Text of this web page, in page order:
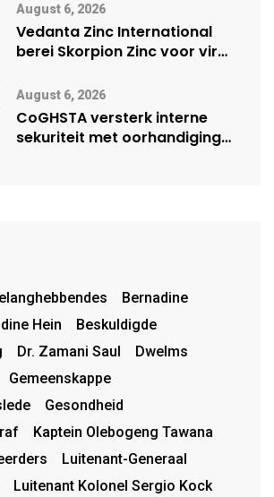
vennootskap
August 6, 2026
Vedanta Zinc International
berei Skorpion Zinc voor vir
August 6, 2026
CoGHSTA versterk interne
sekuriteit met oorhandiging
Bernadine
Hein
Beskuldigde
Dr. Zamani Saul
Dwelms
Gemeenskappe
Gesondheid
Kaptein Olebogeng Tawana
Luitenant-Generaal
Luitenant Kolonel Sergio Kock